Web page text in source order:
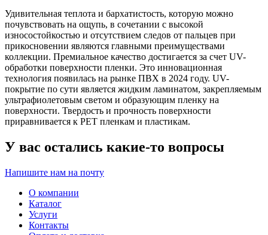
Удивительная теплота и бархатистость, которую можно
почувствовать на ощупь, в сочетании с высокой
износостойкостью и отсутствием следов от пальцев при
прикосновении являются главными преимуществами
коллекции. Премиальное качество достигается за счет UV-
обработки поверхности пленки. Это инновационная
технология появилась на рынке ПВХ в 2024 году. UV-
покрытие по сути является жидким ламинатом, закрепляемым
ультрафиолетовым светом и образующим пленку на
поверхности. Твердость и прочность поверхности
приравнивается к РЕТ пленкам и пластикам.
У вас остались какие-то вопросы
Напишите нам на почту
О компании
Каталог
Услуги
Контакты